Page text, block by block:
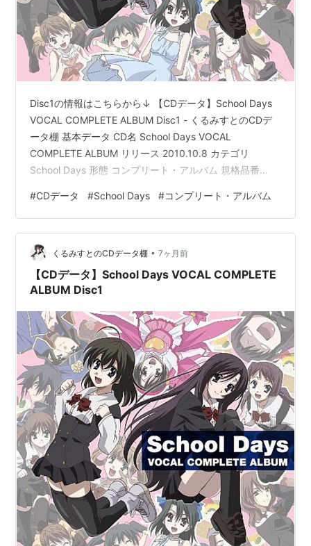
関連
誠死ね
Nice boat.
リスト::アニメ作品//タイトル/さ行
リスト::アニメ作
品//2007年
Disc1の情報はこちらから↓ 【CDデータ】School Days
VOCAL COMPLETE ALBUM Disc1 - くるみすとのCDデ
ータ棚 基本データ CD名 School Days VOCAL
COMPLETE ALBUM リリース 2010.10.8 カテゴリ
School Days 形態 コンプリート・アルバム 規格品番
品ページ参考CD名に入っているもので一応コンプリー
ト・アルバムとしましたが、wikiにはコンピレーション・
アルバムともベスト・アルバムとも書いてあるのでし
た。公式サイトにはこのCD…
#CDデータ #School Days #コンプリート・アルバム
くるみすとのCDデータ棚 • 7ヶ月前
【CDデータ】School Days VOCAL COMPLETE
ALBUM Disc1